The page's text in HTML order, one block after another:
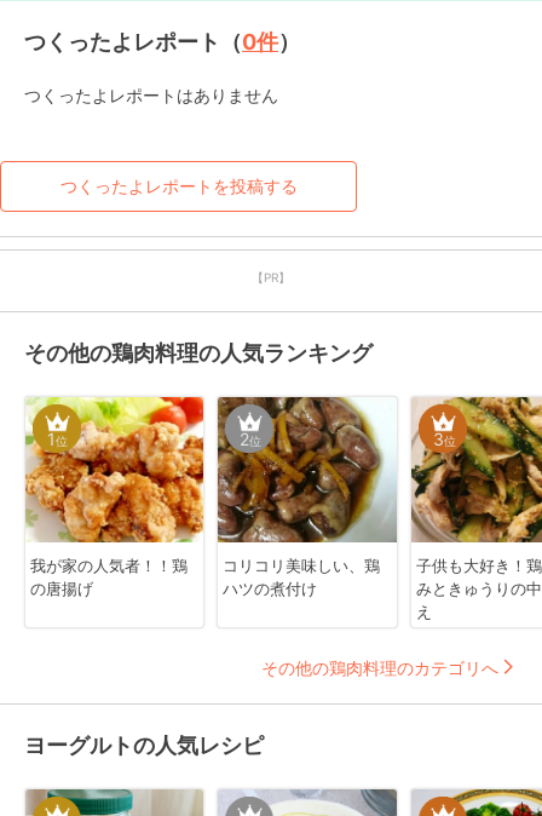
つくったよレポート（0件）
つくったよレポートはありません
つくったよレポートを投稿する
【PR】
その他の鶏肉料理の人気ランキング
1位
我が家の人気者！！鶏
の唐揚げ
2位
コリコリ美味しい、鶏
ハツの煮付け
3位
子供も大好き！
みときゅうりの
え
その他の鶏肉料理のカテゴリへ
ヨーグルトの人気レシピ